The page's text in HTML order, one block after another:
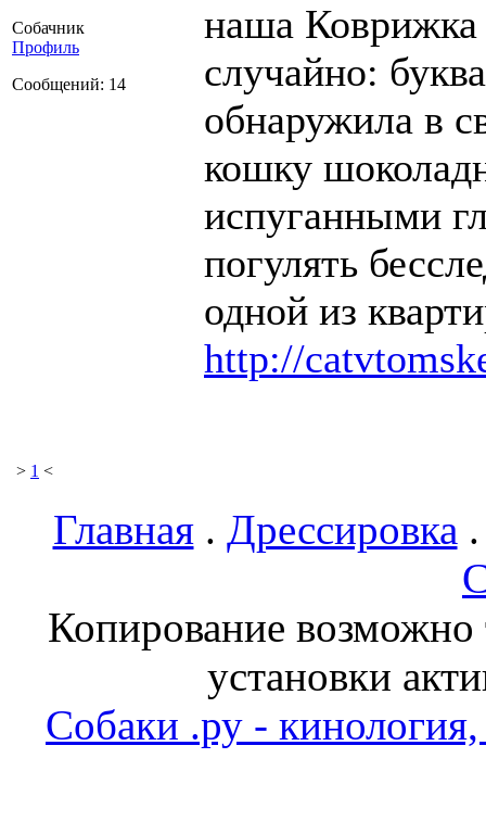
Собачник
Профиль
Сообщений: 14
наша Коврижка
случайно:
обнаружила в
кошку
испуганными
погулять
одной из
http://
> 1 <
Главная. Дрессировка
Копирование возможно
установки
Собаки .ру - кинология,